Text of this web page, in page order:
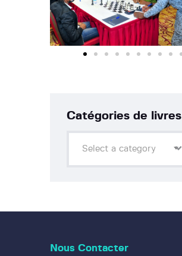
Catégories de livres
Select a category
Nous Contacter